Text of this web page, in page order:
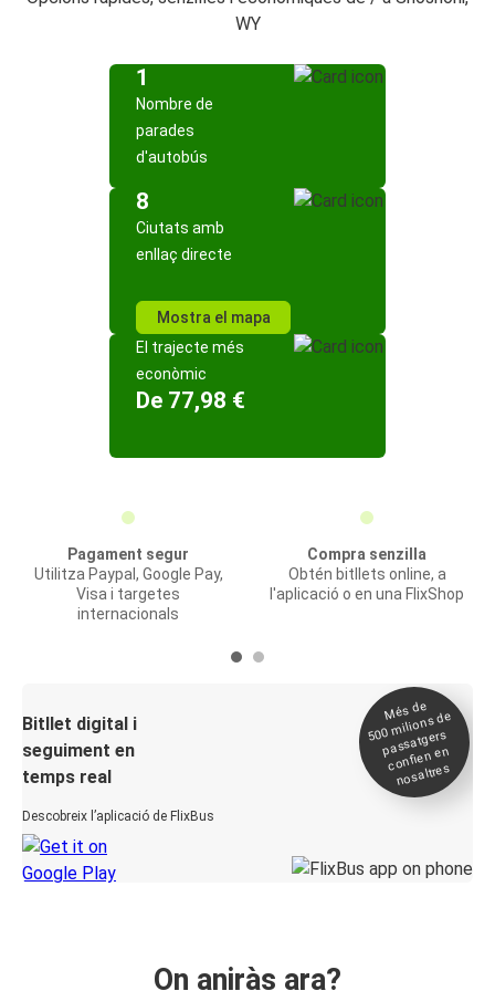
WY
1
Nombre de
parades
d'autobús
8
Ciutats amb
enllaç directe
Mostra el mapa
El trajecte més
econòmic
De 77,98 €
Pagament segur
Utilitza Paypal, Google Pay,
Visa i targetes
internacionals
Compra senzilla
Obtén bitllets online, a
l'aplicació o en una FlixShop
Bitllet digital i
seguiment en
temps real
Descobreix l’aplicació de FlixBus
Més de
500
milions de
passatgers
confien en
nosaltres
On aniràs ara?